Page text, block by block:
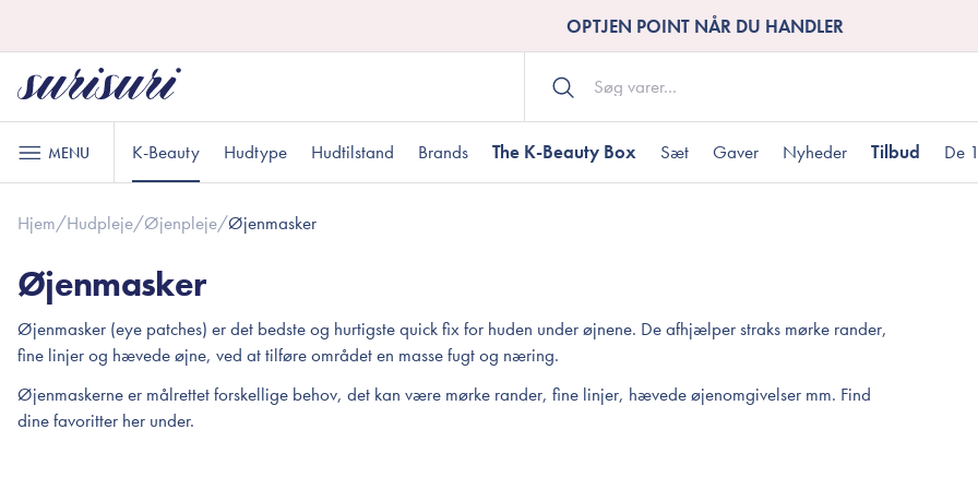
OPTJEN POINT NÅR DU HANDLER
MENU K-Beauty
Hudpleje
Oliebaseret rens
Vandbaseret rens
Eksfoliering
Toner
Essens
Serum
Læbepomade
Makeup
Bodylotion
Håndpleje
Hudtype
Normal hud
Hudtilstand
Uren hud
Sensitiv hud Rødme Dehydreret hud
Brands The K-Beauty Box Sæt Gaver
Gaver til under DKK 100
Gaver til ham Gavesæt Gavekort
Nyheder Tilbud De
Hjem/Hudpleje/Øjenpleje/Øjenmasker
Øjenmasker
Øjenmasker (eye patches) er det bedste og hurtigste quick fix for huden under øjnene. De afhjælper straks mørke rander,
fine linjer og hævede øjne, ved at tilføre området en masse fugt og næring.
Øjenmaskerne er målrettet forskellige behov, det kan være mørke rander, fine linjer, hævede øjenomgivelser mm. Find
dine favoritter her under.